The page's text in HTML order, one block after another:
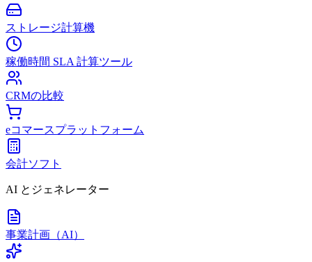
ストレージ計算機
稼働時間 SLA 計算ツール
CRMの比較
eコマースプラットフォーム
会計ソフト
AI とジェネレーター
事業計画（AI）